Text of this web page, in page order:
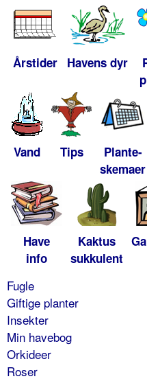
Årstider Havens dyr
Vand Tips
Plante-
skemaer
Have
info
Kaktus
sukkulent
Fugle
Giftige planter
Insekter
Min havebog
Orkideer
Roser